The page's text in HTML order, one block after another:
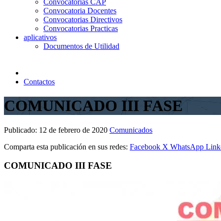
Convocatoria Docentes
Convocatorias Directivos
Convocatorias Practicas
aplicativos
Documentos de Utilidad
Contactos
COMUNICADO III FASE
Publicado: 12 de febrero de 2020 Comunicados
Comparta esta publicación en sus redes: Facebook X WhatsApp
COMUNICADO III FASE